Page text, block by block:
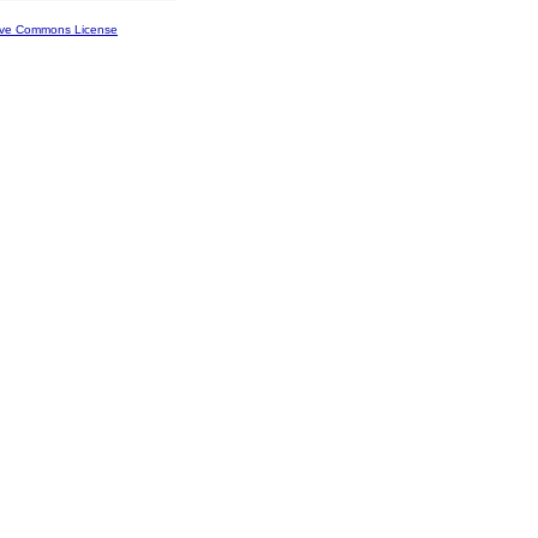
Commons License